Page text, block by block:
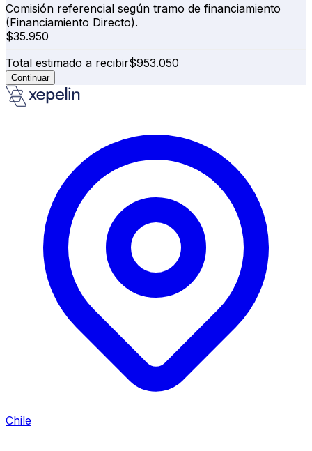
Comisión referencial según tramo de financiamiento
(Financiamiento Directo).
$35.950
Total estimado a recibir$953.050
Continuar
Chile